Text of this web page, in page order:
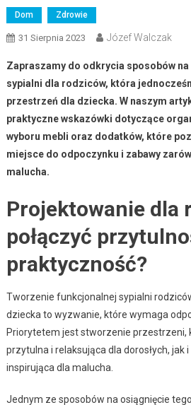
Dom Zdrowie
31 Sierpnia 2023 Józef Walczak
Zapraszamy do odkrycia sposobów
sypialni dla rodziców, która
przestrzeń dla dziecka. W naszym
praktyczne wskazówki dotyczące
wyboru mebli oraz dodatków, które
miejsce do odpoczynku i zabawy
malucha.
Projektowanie dla
połączyć
praktyczność?
Tworzenie funkcjonalnej sypialni
dziecka to wyzwanie, które wymaga
Priorytetem jest stworzenie przestrzeni,
przytulna i relaksująca dla dorosłych, jak
inspirująca dla malucha.
Jednym ze sposobów na osiągnięcie